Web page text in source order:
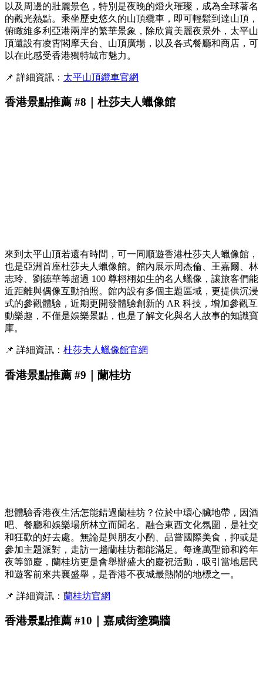
以及周邊的壯麗景色，特別是夜晚的燈火璀璨，成為全球著名
的觀光熱點。乘坐歷史悠久的山頂纜車，即可輕鬆到達山頂，
俯瞰維多利亞港兩岸的繁華景象，除欣賞美麗夜景外，太平山
頂還設有凌霄閣摩天台、山頂廣場，以及各式餐廳和商店，可
以在此感受香港獨特城市魅力。
📌 詳細資訊： 太平山頂纜車官網
香港景點推薦 #8｜杜莎夫人蠟像館
來到太平山頂若還有時間，可一同順遊香港杜莎夫人蠟像館，
也是亞洲首座杜莎夫人蠟像館。館內展示周杰倫、王嘉爾、林
志玲、劉德華等超過 100 尊栩栩如生的名人蠟像，讓旅客們能
近距離與偶像互動拍照。館內設有多個主題區域，更提供沉浸
式的參觀體驗，近期更開發體驗創新的 AR 科技，增加參觀互
動樂趣，不僅是娛樂景點，也是了解文化與名人故事的知識寶
庫。
📌 詳細資訊： 杜莎夫人蠟像館官網
香港景點推薦 #9｜蘭桂坊
想體驗香港夜生活怎能錯過蘭桂坊？位於中環心臟地帶，因酒
吧、餐廳和娛樂場所林立而聞名。融合東西文化氛圍，是社交
和狂歡的好去處。無論是與朋友小酌、品嘗國際美食，抑或是
參加主題派對，走訪一趟蘭桂坊都能滿足。每逢萬聖節和跨年
夜等節慶，蘭桂坊更是會舉辦盛大的慶祝活動，吸引當地居民
和遊客前來共襄盛舉，是香港不夜城最熱鬧的地標之一。
📌 詳細資訊： 蘭桂坊官網
香港景點推薦 #10｜嘉咸街塗鴉牆